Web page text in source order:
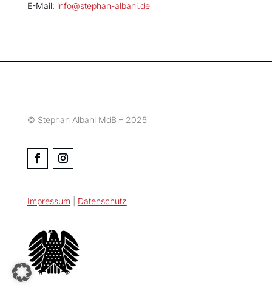
E-Mail: info@stephan-albani.de
© Stephan Albani MdB – 2025
Impressum Datenschutz